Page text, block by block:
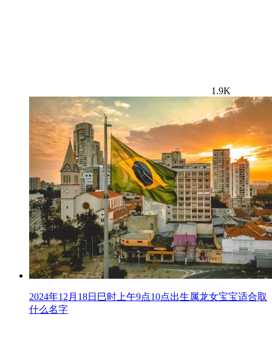
1.9K
2024年12月18日巳时上午9点10点出生属龙女宝宝适合取
什么名字